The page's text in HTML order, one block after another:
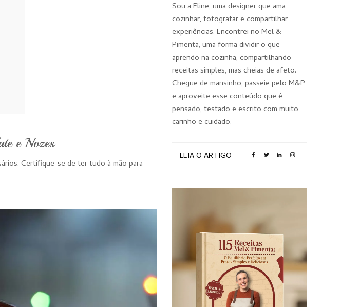
e Nozes
Certifique-se de ter tudo à mão para
Sou a Eline, uma designer que ama
cozinhar, fotografar e compartilhar
experiências. Encontrei no Mel &
Pimenta, uma forma dividir o que
aprendo na cozinha, compartilhando
receitas simples, mas cheias de afeto.
Chegue de mansinho, passeie pelo M&P
e aproveite esse conteúdo que é
pensado, testado e escrito com muito
carinho e cuidado.
LEIA O ARTIGO